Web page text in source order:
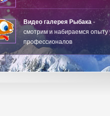
Видео галерея Рыбака -
смотрим и набираемся опыту
профессионалов